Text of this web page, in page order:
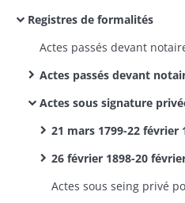
Registres de formalités
Actes passés devant notaires et actes reçus par les
Actes sous signature
21 mars 1799-22 février
26 février 1898-20